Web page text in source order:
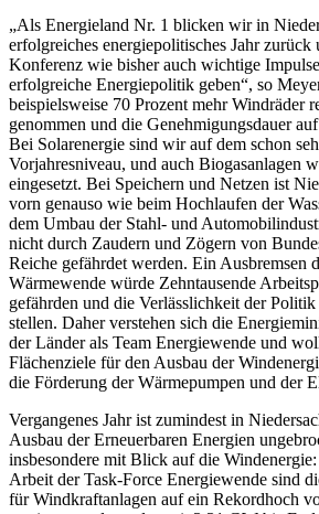
„Als Energieland Nr. 1 blicken wir in
erfolgreiches energiepolitisches Jahr zurück
Konferenz wie bisher auch wichtige
erfolgreiche Energiepolitik geben“, so
beispielsweise 70 Prozent mehr Windräder
genommen und die Genehmigungsdauer
Bei Solarenergie sind wir auf dem schon
Vorjahresniveau, und auch Biogasanlagen
eingesetzt. Bei Speichern und Netzen ist
vorn genauso wie beim Hochlaufen der
dem Umbau der Stahl- und
nicht durch Zaudern und Zögern von
Reiche gefährdet werden. Ein Ausbremsen
Wärmewende würde Zehntausende
gefährden und die Verlässlichkeit der
stellen. Daher verstehen sich die
der Länder als Team Energiewende und
Flächenziele für den Ausbau der
die Förderung der Wärmepumpen und der
Vergangenes Jahr ist zumindest in
Ausbau der Erneuerbaren Energien
insbesondere mit Blick auf die
Arbeit der Task-Force Energiewende sind
für Windkraftanlagen auf ein Rekordhoch